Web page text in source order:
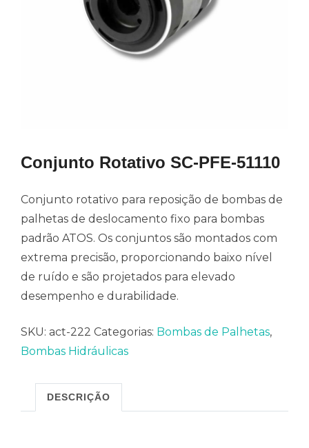
Conjunto Rotativo SC-PFE-51110
Conjunto rotativo para reposição de bombas de
palhetas de deslocamento fixo para bombas
padrão ATOS. Os conjuntos são montados com
extrema precisão, proporcionando baixo nível
de ruído e são projetados para elevado
desempenho e durabilidade.
SKU: act-222 Categorias: Bombas de Palhetas,
Bombas Hidráulicas
DESCRIÇÃO